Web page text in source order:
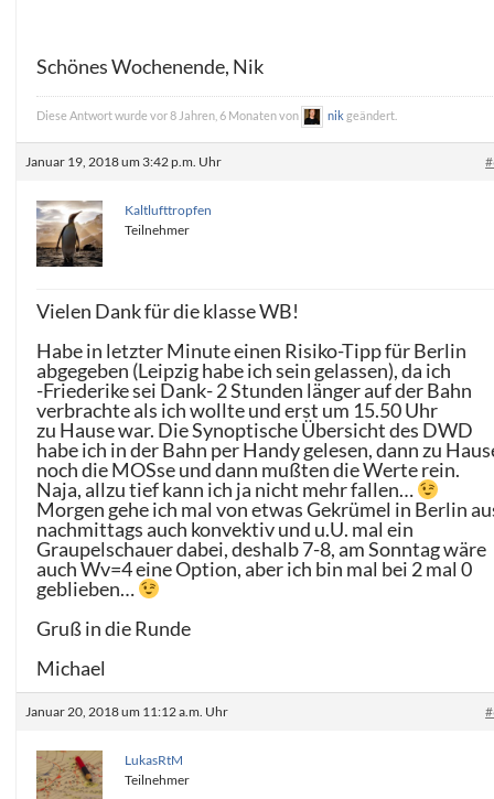
Schönes Wochenende, Nik
Diese Antwort wurde vor 8 Jahren, 6 Monaten von nik geändert.
Januar 19, 2018 um 3:42 p.m. Uhr
Kaltlufttropfen
Teilnehmer
Vielen Dank für die klasse WB!
Habe in letzter Minute einen Risiko-Tipp für Berlin
abgegeben (Leipzig habe ich sein gelassen), da ich
-Friederike sei Dank- 2 Stunden länger auf der Bahn
verbrachte als ich wollte und erst um 15.50 Uhr
zu Hause war. Die Synoptische Übersicht des DWD
habe ich in der Bahn per Handy gelesen, dann zu
noch die MOSse und dann mußten die Werte rein.
Naja, allzu tief kann ich ja nicht mehr fallen…
Morgen gehe ich mal von etwas Gekrümel in Berlin
nachmittags auch konvektiv und u.U. mal ein
Graupelschauer dabei, deshalb 7-8, am Sonntag wäre
auch Wv=4 eine Option, aber ich bin mal bei 2 mal 0
geblieben…
Gruß in die Runde
Michael
Januar 20, 2018 um 11:12 a.m. Uhr
LukasRtM
Teilnehmer